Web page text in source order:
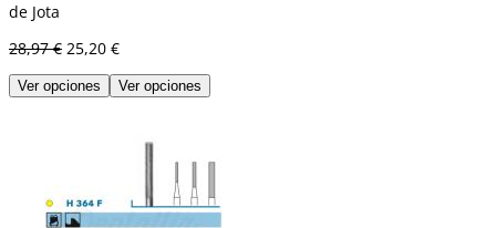
de Jota
28,97 € 25,20 €
Ver opciones Ver opciones